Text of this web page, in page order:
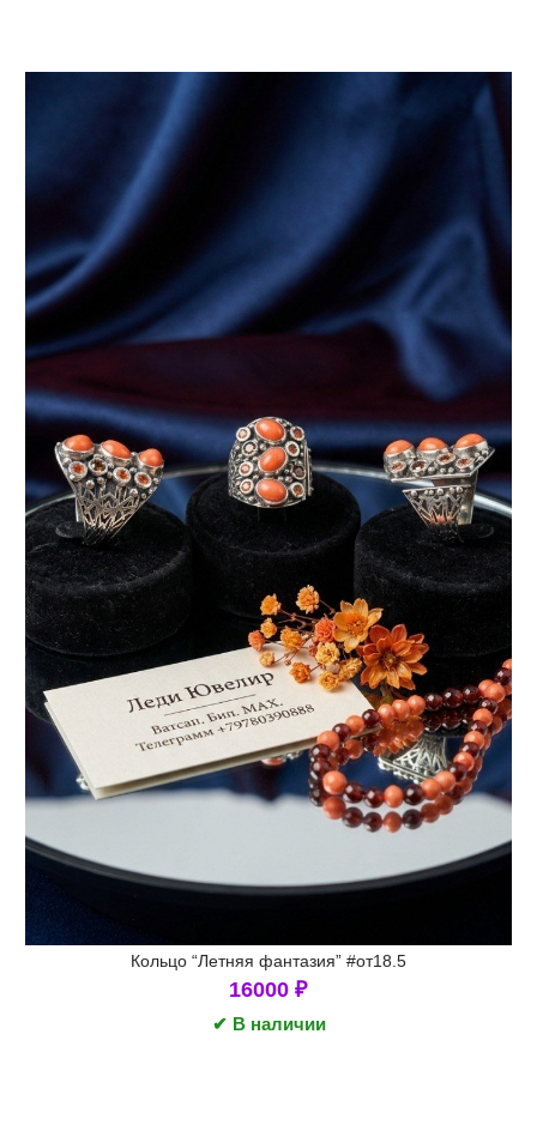
Кольцо “Летняя фантазия” #от18.5
16000 ₽
✔ В наличии